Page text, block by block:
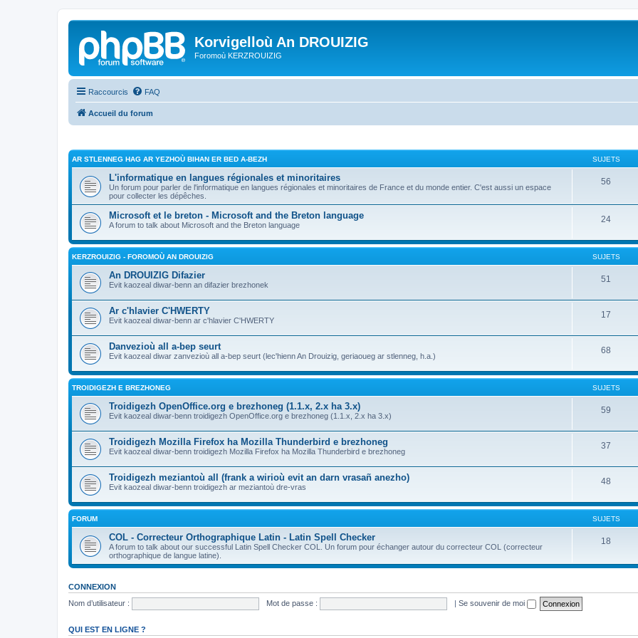
Korvigelloù An DROUIZIG
Foromoù KERZROUIZIG
Raccourcis FAQ
Accueil du forum
AR STLENNEG HAG AR YEZHOÙ BIHAN ER BED A-BEZH SUJETS
L'informatique en langues régionales et minoritaires
Un forum pour parler de l'informatique en langues régionales et minoritaires de France et du monde entier. C'est aussi un espace
pour collecter les dépêches.
56
Microsoft et le breton - Microsoft and the Breton language
A forum to talk about Microsoft and the Breton language
24
KERZROUIZIG - FOROMOÙ AN DROUIZIG SUJETS
An DROUIZIG Difazier
Evit kaozeal diwar-benn an difazier brezhonek
51
Ar c'hlavier C'HWERTY
Evit kaozeal diwar-benn ar c'hlavier C'HWERTY
17
Danvezioù all a-bep seurt
Evit kaozeal diwar zanvezioù all a-bep seurt (lec'hienn An Drouizig, geriaoueg ar stlenneg, h.a.)
68
TROIDIGEZH E BREZHONEG SUJETS
Troidigezh OpenOffice.org e brezhoneg (1.1.x, 2.x ha 3.x)
Evit kaozeal diwar-benn troidigezh OpenOffice.org e brezhoneg (1.1.x, 2.x ha 3.x)
59
Troidigezh Mozilla Firefox ha Mozilla Thunderbird e brezhoneg
Evit kaozeal diwar-benn troidigezh Mozilla Firefox ha Mozilla Thunderbird e brezhoneg
37
Troidigezh meziantoù all (frank a wirioù evit an darn vrasañ anezho)
Evit kaozeal diwar-benn troidigezh ar meziantoù dre-vras
48
FORUM SUJETS
COL - Correcteur Orthographique Latin - Latin Spell Checker
A forum to talk about our successful Latin Spell Checker COL. Un forum pour échanger autour du correcteur COL (correcteur
orthographique de langue latine).
18
CONNEXION
Nom d’utilisateur :
Mot de passe : | Se souvenir de moi
QUI EST EN LIGNE ?